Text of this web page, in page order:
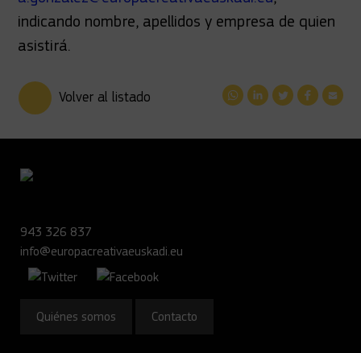
indicando nombre, apellidos y empresa de quien
asistirá.
Volver al listado
943 326 837
info@europacreativaeuskadi.eu
Quiénes somos Contacto